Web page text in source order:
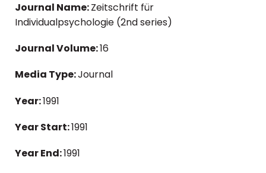
Journal Name:Zeitschrift für
Individualpsychologie (2nd series)
Journal Volume:16
Media Type:Journal
Year:1991
Year Start:1991
Year End:1991